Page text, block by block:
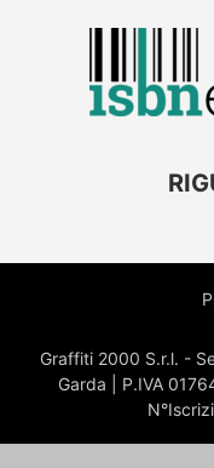
Graffiti 2000 S.r.l. -
Garda | P.IVA